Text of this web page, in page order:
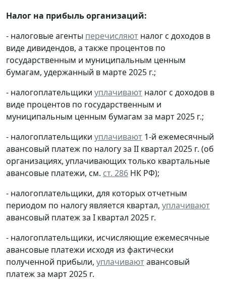
Налог на прибыль организаций:
- налоговые агенты перечисляют налог с доходов в
виде дивидендов, а также процентов по
государственным и муниципальным ценным
бумагам, удержанный в марте 2025 г.;
- налогоплательщики уплачивают налог с доходов в
виде процентов по государственным и
муниципальным ценным бумагам за март 2025 г.;
- налогоплательщики уплачивают 1-й ежемесячный
авансовый платеж по налогу за II квартал 2025 г. (об
организациях, уплачивающих только квартальные
авансовые платежи, см. ст. 286 НК РФ);
- налогоплательщики, для которых отчетным
периодом по налогу является квартал, уплачивают
авансовый платеж за I квартал 2025 г.
- налогоплательщики, исчисляющие ежемесячные
авансовые платежи исходя из фактически
полученной прибыли, уплачиваютавансовый
платеж за март 2025 г.